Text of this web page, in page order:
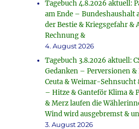
Tagebuch 4.8.2026 aktuell:
am Ende – Bundeshaushalt
der Bestie & Kriegsgefahr &
Rechnung &
4. August 2026
Tagebuch 3.8.2026 aktuell:
Gedanken – Perversionen
Ceuta & Weimar-Sehnsucht
– Hitze & Ganteför Klima &
& Merz laufen die
Wind wird ausgebremst &
3. August 2026